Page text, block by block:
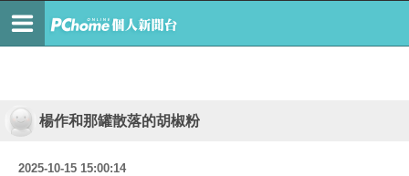
楊作和那罐散落的胡椒粉
2025-10-15 15:00:14